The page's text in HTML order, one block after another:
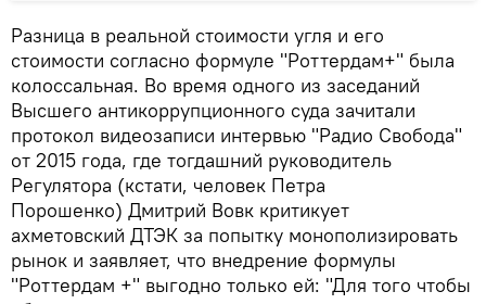
Разница в реальной стоимости угля и его
стоимости согласно формуле "Роттердам+" была
колоссальная. Во время одного из заседаний
Высшего антикоррупционного суда зачитали
протокол видеозаписи интервью "Радио Свобода"
от 2015 года, где тогдашний руководитель
Регулятора (кстати, человек Петра
Порошенко) Дмитрий Вовк критикует
ахметовский ДТЭК за попытку монополизировать
рынок и заявляет, что внедрение формулы
"Роттердам +" выгодно только ей: "Для того чтобы